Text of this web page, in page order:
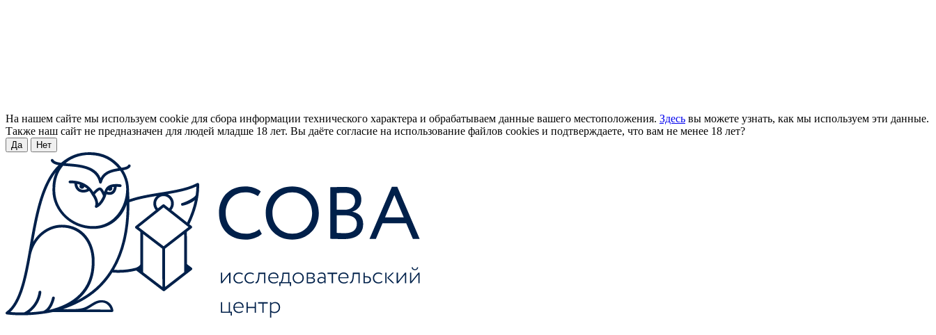
На нашем сайте мы используем cookie для сбора информации технического характера и обрабатываем данные вашего местоположения. Здесь вы можете узнать, как мы используем эти данные.
Также наш сайт не предназначен для людей младше 18 лет. Вы даёте согласие на использование файлов cookies и подтверждаете, что вам не менее 18 лет?
Да Нет